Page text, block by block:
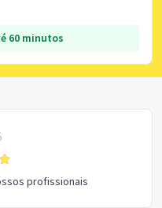
60 minutos
profissionais